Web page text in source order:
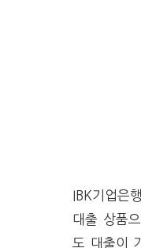
IBK기업은
대출 상품
도 대출이